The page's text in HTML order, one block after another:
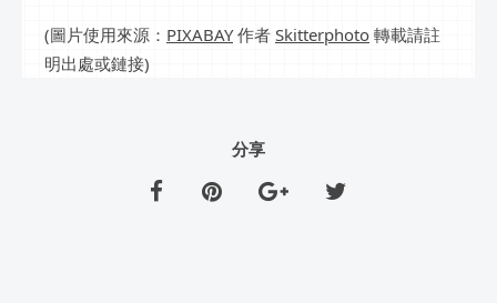
(圖片使用來源： PIXABAY作者 Skitterphoto 轉載請註
明出處或鏈接)
分享